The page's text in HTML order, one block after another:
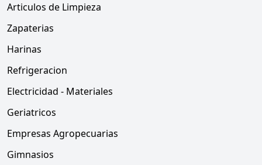
Articulos de Limpieza
Zapaterias
Harinas
Refrigeracion
Electricidad - Materiales
Geriatricos
Empresas Agropecuarias
Gimnasios